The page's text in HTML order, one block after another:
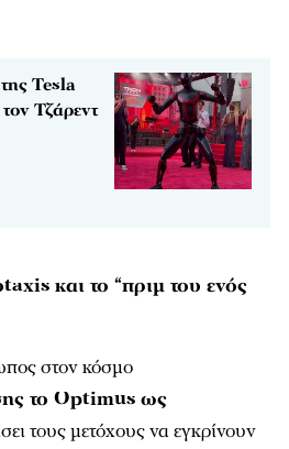
Tesla
Τζάρεντ
και το “πριμ του ενός
στον κόσμο
το Optimus ως
τους μετόχους να εγκρίνουν